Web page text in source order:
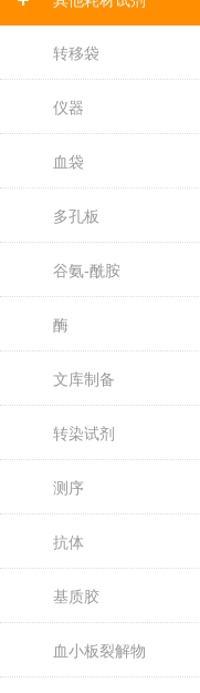
转移袋
仪器
血袋
多孔板
谷氨-酰胺
酶
文库制备
转染试剂
测序
抗体
基质胶
血小板裂解物